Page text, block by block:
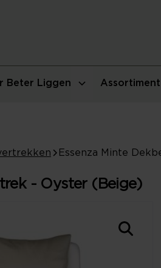
Beter Liggen Assortiment
- Oyster (Beige)